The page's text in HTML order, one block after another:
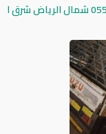
دينا طش اثاث قديم بالرياض 0557573607 شمال الرياض شرق ا